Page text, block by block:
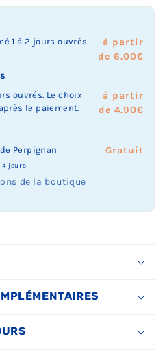
1 à 2 jours ouvrés
à partir
de 6.00€
ouvrés. Le choix
le paiement.
à partir
de 4.90€
Perpignan
4 jours
de la boutique
Prix
Gratuit